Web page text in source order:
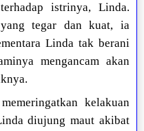
istrinya, Linda.
tegar dan kuat, ia
Linda tak berani
mengancam akan
kelakuan
diujung maut akibat